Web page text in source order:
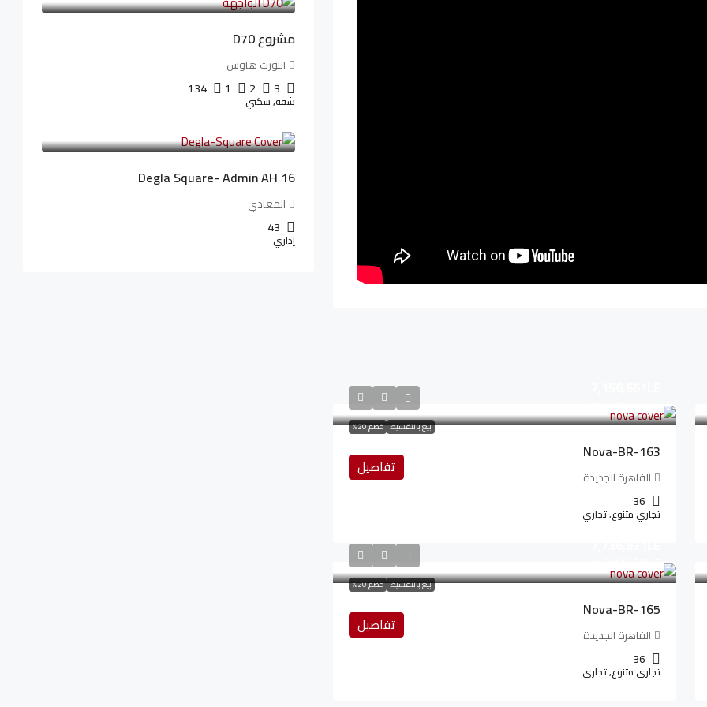
بيع بالتقسيط خصم 20%
7,156,661LE
Nova-BR-163
القاهرة الجديدة
36
تجاري متنوع, تجاري
تفاصيل
بيع بالتقسيط خصم 20%
Nova-BR-165
القاهرة الجديدة
36
تجاري متنوع, تجاري
تفاصيل
مشروع D70
النورث هاوس
3
2
1
134
شقة, سكني
3,010,000LE
Degla Square- Admin AH 16
المعادي
43
إداري